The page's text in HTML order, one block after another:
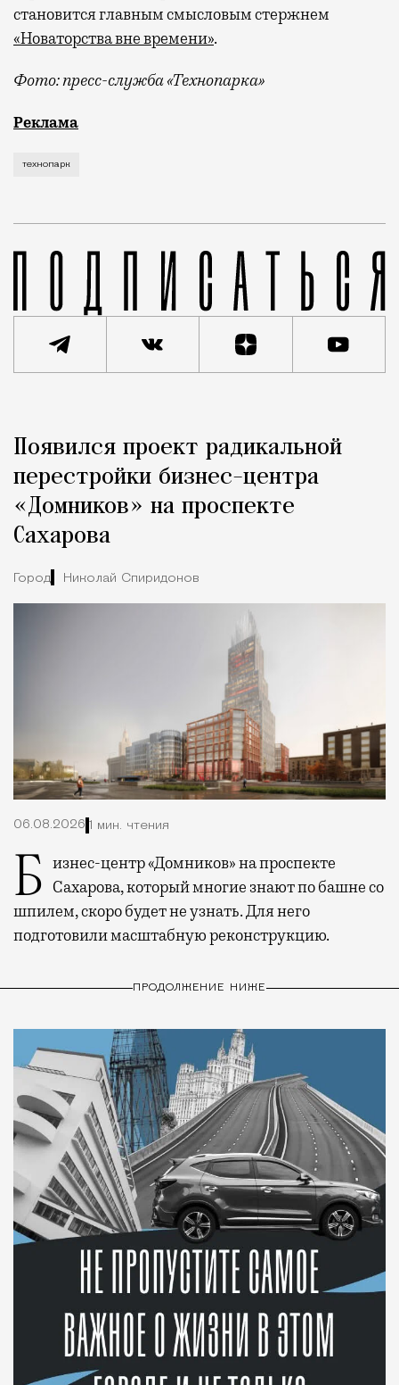
становится главным смысловым стержнем
«Новаторства вне времени».
Фото: пресс-служба «Технопарка»
Рекламные кампании техники редко выходят за
Реклама
технопарк
Город
Появился проект радикальной
перестройки бизнес-центра
«Домников» на проспекте
Сахарова
Город Николай Спиридонов
06.08.2026 1 мин. чтения
Бизнес-центр «Домников» на проспекте Сахарова, который многие знают по башне со
шпилем, скоро будет не узнать. Для него
подготовили масштабную реконструкцию.
ПРОДОЛЖЕНИЕ НИЖЕ